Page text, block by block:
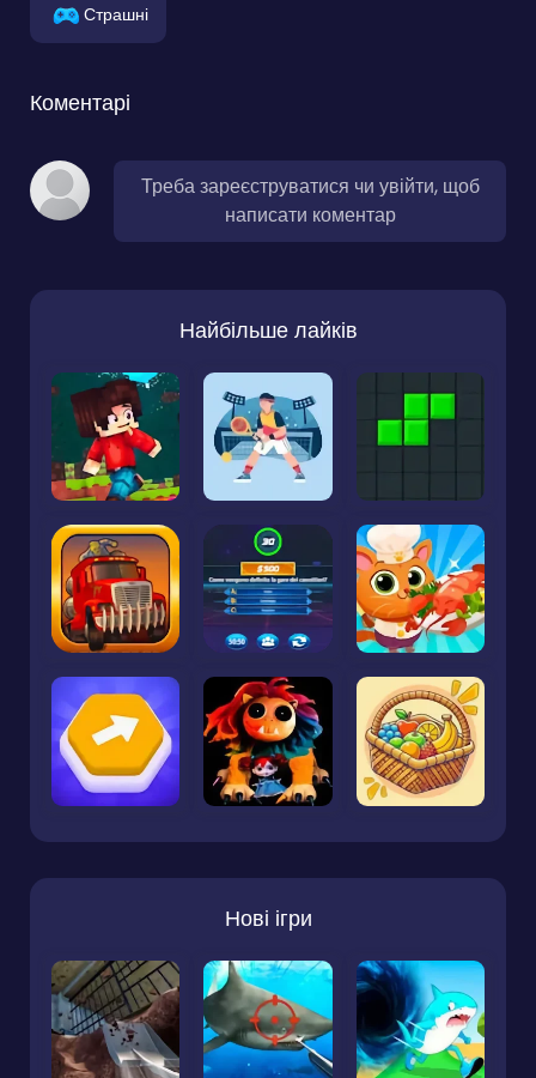
Страшні
Коментарі
Треба зареєструватися чи увійти, щоб
написати коментар
Найбільше лайків
Нові ігри